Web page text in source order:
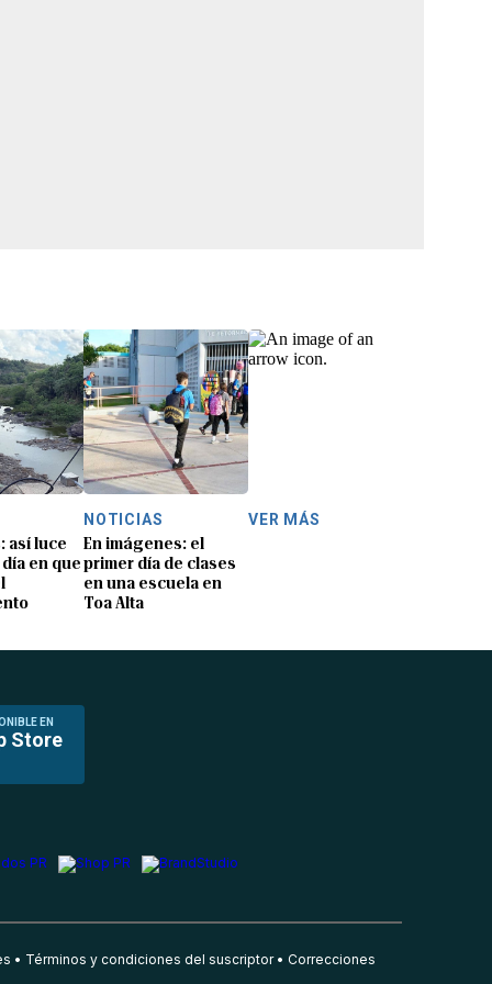
así luce
en que
NOTICIAS
En imágenes: el
primer día de clases
en una escuela en
Toa Alta
VER MÁS
EN
Store
Términos y condiciones del suscriptor Correcciones